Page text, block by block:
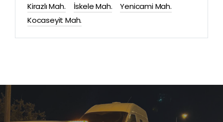
Kirazlı Mah. İskele Mah.
Yenicami Mah.
Kocaseyit Mah.